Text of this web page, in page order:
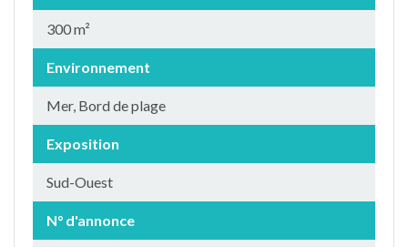
300 m²
Environnement
Mer, Bord de plage
Exposition
Sud-Ouest
N° d'annonce